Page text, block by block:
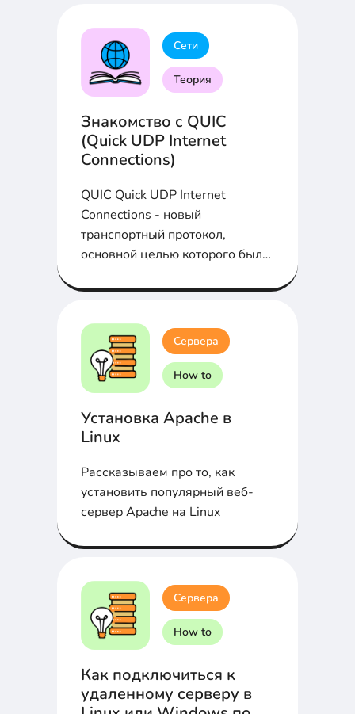
Сети
Теория
Знакомство с QUIC
(Quick UDP Internet
Connections)
QUIC Quick UDP Internet
Connections - новый
транспортный протокол,
основной целью которого было
Сервера
How to
Установка Apache в
Linux
Рассказываем про то, как
установить популярный веб-
сервер Apache на Linux
Сервера
How to
Как подключиться к
удаленному серверу в